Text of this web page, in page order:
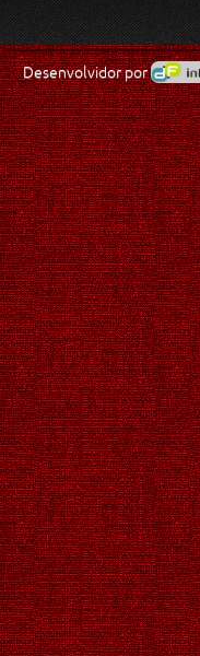
Desenvolvidor por